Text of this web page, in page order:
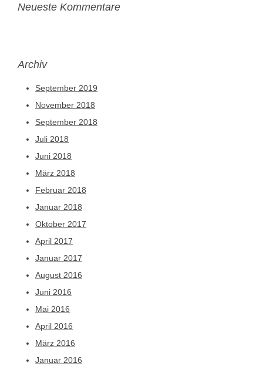
Neueste Kommentare
Archiv
September 2019
November 2018
September 2018
Juli 2018
Juni 2018
März 2018
Februar 2018
Januar 2018
Oktober 2017
April 2017
Januar 2017
August 2016
Juni 2016
Mai 2016
April 2016
März 2016
Januar 2016